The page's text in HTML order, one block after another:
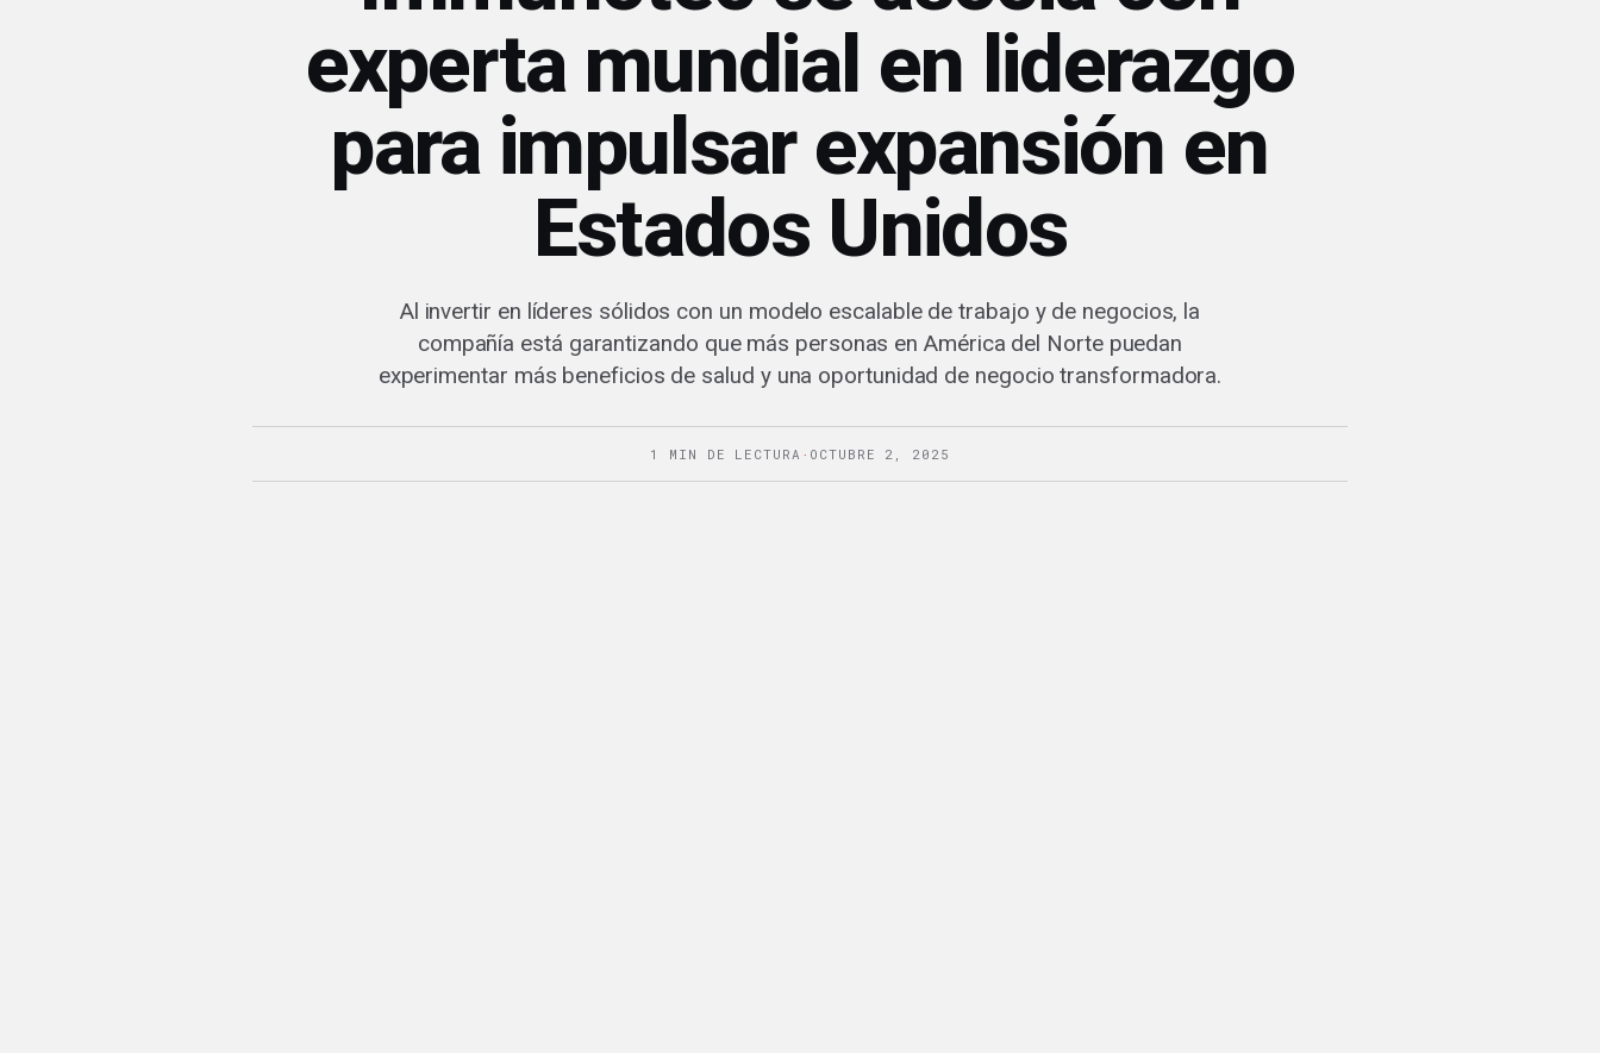
experta mundial en liderazgo
para impulsar expansión en
Estados Unidos
Al invertir en líderes sólidos con un modelo escalable de trabajo y de negocios, la
compañía está garantizando que más personas en América del Norte puedan
experimentar más beneficios de salud y una oportunidad de negocio transformadora.
1 MIN DE LECTURA · OCTUBRE 2, 2025